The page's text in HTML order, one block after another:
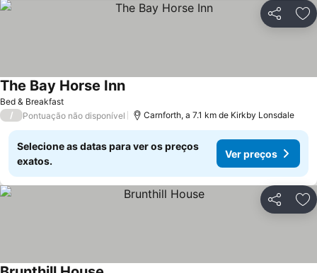
Partilhar
Bed & Breakfast
The Bay Horse Inn
/ Pontuação não disponível Carnforth, a 7.1 km de Kirkby Lonsdale
Selecione as datas para ver os preços
exatos.
Ver preços
Partilhar